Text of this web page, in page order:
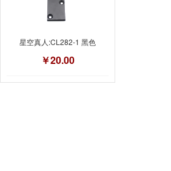
星空真人:CL282-1 黑色
￥20.00